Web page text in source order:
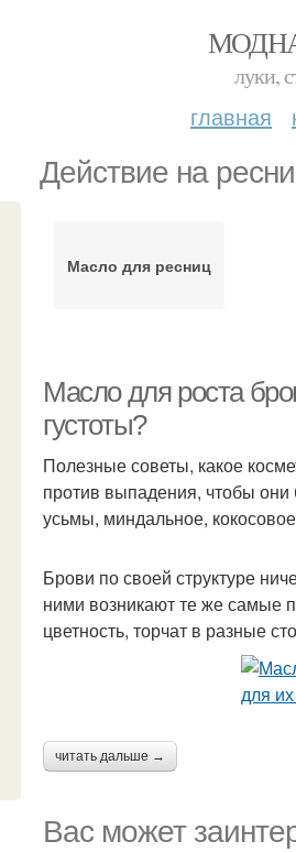
луки,
главная
Действие на
Масло для ресниц
Масло для роста
густоты?
Полезные советы, какое
против выпадения, чтобы
усьмы, миндальное,
Брови по своей структуре
ними возникают те же самые
цветность, торчат в разные
читать дальше →
Вас может